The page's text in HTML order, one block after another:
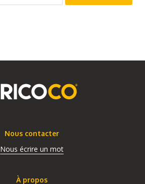
Nous contacter
Nous écrire un mot
À propos